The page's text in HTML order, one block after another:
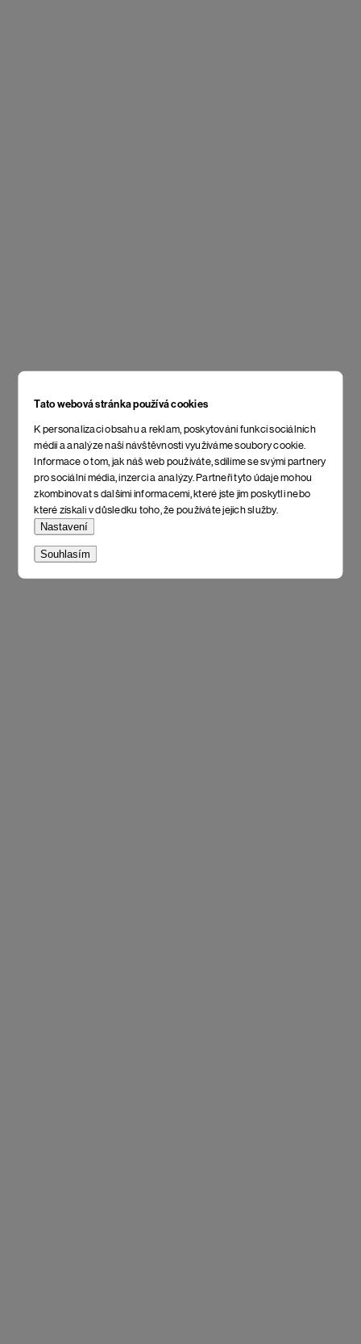
Tato webová stránka používá cookies
K personalizaci obsahu a reklam, poskytování funkcí sociálních
médií a analýze naší návštěvnosti využíváme soubory cookie.
Informace o tom, jak náš web používáte, sdílíme se svými partnery
pro sociální média, inzerci a analýzy. Partneři tyto údaje mohou
zkombinovat s dalšími informacemi, které jste jim poskytli nebo
které získali v důsledku toho, že používáte jejich služby.
Nastavení
Souhlasím